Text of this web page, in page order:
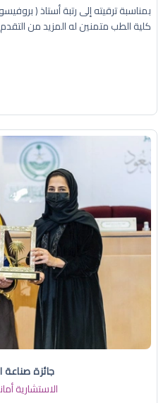
بمناسبة ترقيته إلى رتبة أستاذ (
كلية الطب متمنين له المزيد من
جائزة
الاستشارية